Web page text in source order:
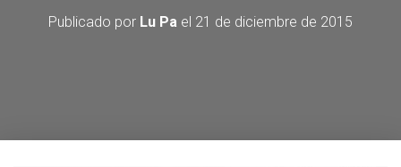
A
Publicado por Lu Pa el 21 de diciembre de 2015